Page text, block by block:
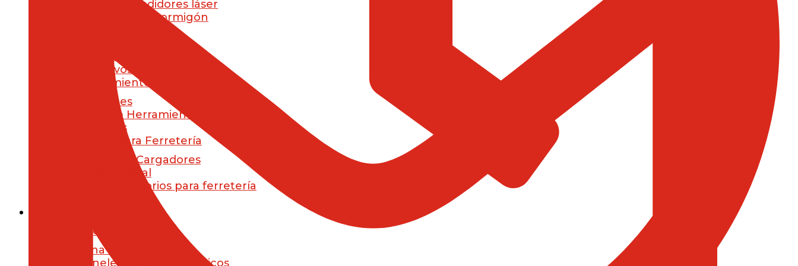
Niveles y Medidores láser
Clavadora de hormigón
Brocas, clavos, tacos y tornillos
Almacenamiento y transporte
Maletines
Cajas de Herramientas
Mochilas
Accesorios para Ferretería
Baterías y Cargadores
Ropa Laboral
Otros Accesorios para ferretería
Aislamiento térmico
Lana de roca
Paneles Aislantes Térmicos